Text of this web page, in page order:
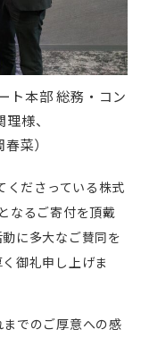
ト本部 総務・コン
様、
菜）
くださっている株式
なるご寄付を頂戴
に多大なご賛同を
御礼申し上げま
でのご厚意への感